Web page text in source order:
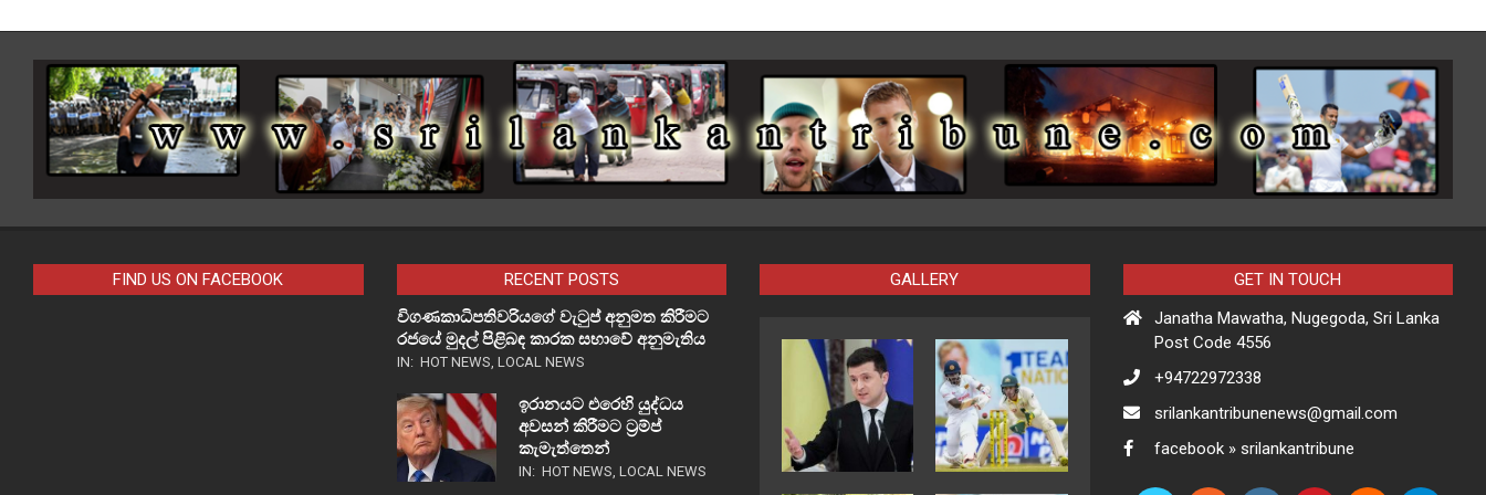
FIND US ON FACEBOOK
RECENT POSTS
විගණකාධිපතිවරියගේ වැටුප් අනුමත කිරීමට
රජයේ මුදල් පිළිබඳ කාරක සභාවේ අනුමැතිය
IN: HOT NEWS, LOCAL NEWS
ඉරානයට එරෙහි යුද්ධය
අවසන් කිරීමට ට්‍රම්ප්
කැමැත්තෙන්
IN: HOT NEWS, LOCAL NEWS
GALLERY
GET IN TOUCH
Janatha Mawatha, Nugegoda, Sri Lanka
Post Code 4556
+94722972338
srilankantribunenews@gmail.com
facebook » srilankantribune